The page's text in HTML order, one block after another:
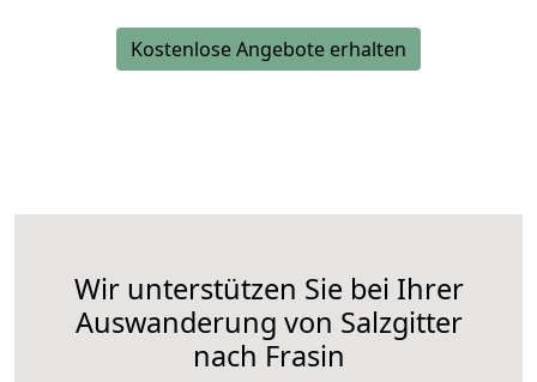
Kostenlose Angebote erhalten
Wir unterstützen Sie bei Ihrer
Auswanderung von Salzgitter
nach Frasin